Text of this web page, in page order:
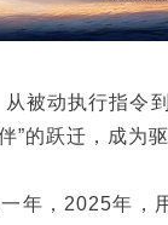
被动执行指令
”的跃迁，成为
年，2025年，